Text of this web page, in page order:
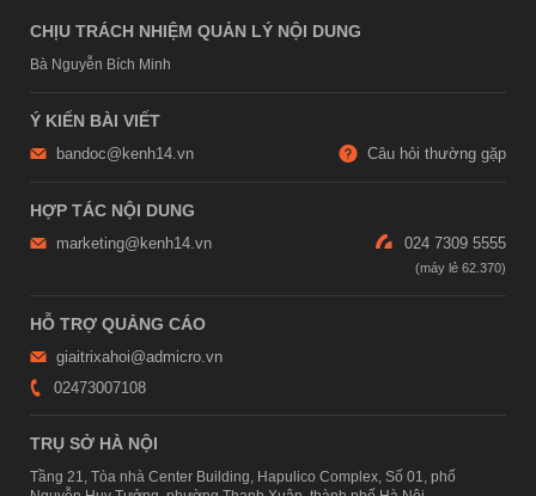
CHỊU TRÁCH NHIỆM QUẢN LÝ NỘI DUNG
Bà Nguyễn Bích Minh
Ý KIẾN BÀI VIẾT
bandoc@kenh14.vn Câu hỏi thường gặp
HỢP TÁC NỘI DUNG
marketing@kenh14.vn 024 7309 5555
HỖ TRỢ QUẢNG CÁO
giaitrixahoi@admicro.vn
02473007108
TRỤ SỞ HÀ NỘI
Tầng 21, Tòa nhà Center Building, Hapulico Complex, Số 01, phố